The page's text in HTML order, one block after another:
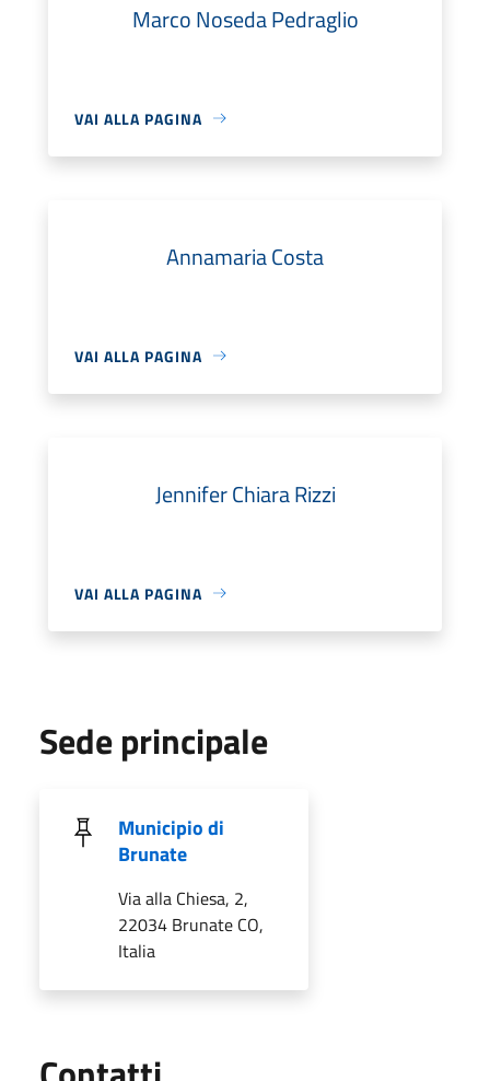
Marco Noseda Pedraglio
VAI ALLA PAGINA
Annamaria Costa
VAI ALLA PAGINA
Jennifer Chiara Rizzi
VAI ALLA PAGINA
Sede principale
Municipio di
Brunate
Via alla Chiesa, 2,
22034 Brunate CO,
Italia